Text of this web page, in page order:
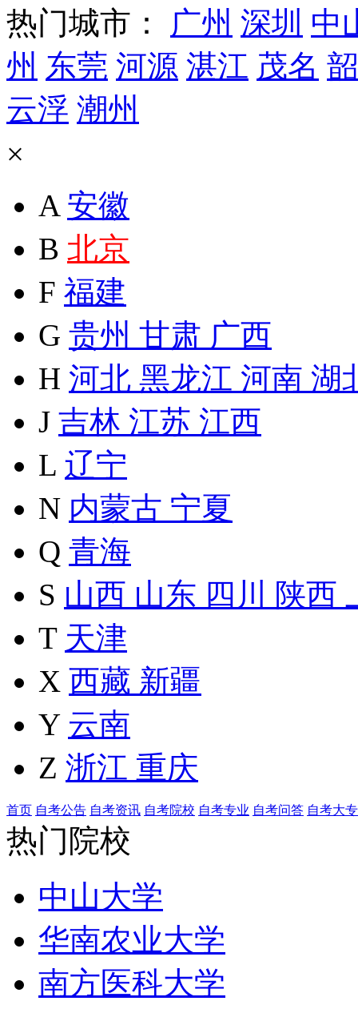
热门城市： 广州 深圳 中
州 东莞 河源 湛江 茂名
云浮 潮州
×
A 安徽
B 北京
F 福建
G 贵州 甘肃 广西
H 河北 黑龙江 河南 湖
J 吉林 江苏 江西
L 辽宁
N 内蒙古 宁夏
Q 青海
S 山西 山东 四川 陕西
T 天津
X 西藏 新疆
Y 云南
Z 浙江 重庆
首页 自考公告 自考资讯 自考院校 自考专业 自考问答 自考大专
热门院校
中山大学
华南农业大学
南方医科大学